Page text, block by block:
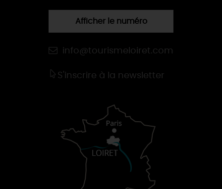
Afficher le numéro
info@tourismeloiret.com
S'inscrire à la newsletter